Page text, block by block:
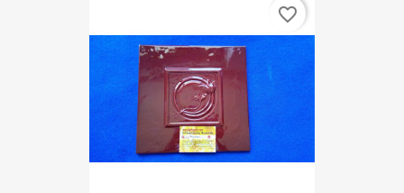
favorite_border